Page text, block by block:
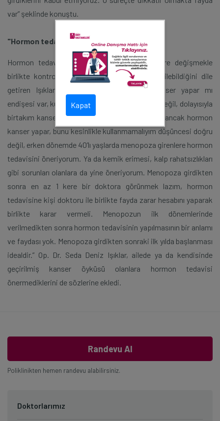
Kapat
var” şeklinde konuştu.
"Hormon tedavisi 5 yıl sürebilir"
Hormon tedavisi süresinin kişiden kişiye göre değişmekle
birlikte kontrol altında 5 yıla kadar devam edilebildiğini dile
getiren Işıklar, şunları söyledi: “Hormon kanser yapar mı
endişesi var, kullanılan hormonların çoğu doğal değil, dolayısıyla
birtakım kanser hastalıkları ile ilişkilendiriyorlar ancak hormon
kanser yapar, bunu kesinlikle kullanmamalıyım düşüncesi doğru
değil, erken dönemde 40’lı yaşlarda menopoza girenlere hormon
tedavisini öneriyorum. Ya da kemik erimesi, kalp rahatsızlıkları
gibi sorunları olanlara da yine öneriyorum. Menopoza girdikten
sonra en az 1 kere bir doktora görünmek lazım, hormon
tedavisine kişi doktoru ile birlikte fayda zarar hesabını yaparak
birlikte karar vermeli. Menopozun ilk dönemlerinde
verilmedikten sonra hormon tedavisinin yapılmasının bir anlamı
ve faydası yok. Menopoza girdikten sonraki ilk yılda başlanması
idealdir.” Op. Dr. Seda Deniz Işıklar, ailede ya da kendisinde
geçirilmiş kanser öyküsü olanlara hormon tedavisi
önermediklerini de sözlerine ekledi.
Randevu Al
Poliklinikten hemen randevu alabilirsiniz.
Doktorlarımız